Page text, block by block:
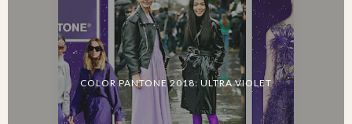
COLOR PANTONE 2018: ULTRA VIOLET